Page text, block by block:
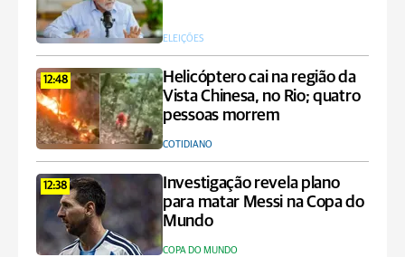
ELEIÇÕES
12:48
Helicóptero cai na região da
Vista Chinesa, no Rio; quatro
pessoas morrem
COTIDIANO
12:38
Investigação revela plano
para matar Messi na Copa do
Mundo
COPA DO MUNDO